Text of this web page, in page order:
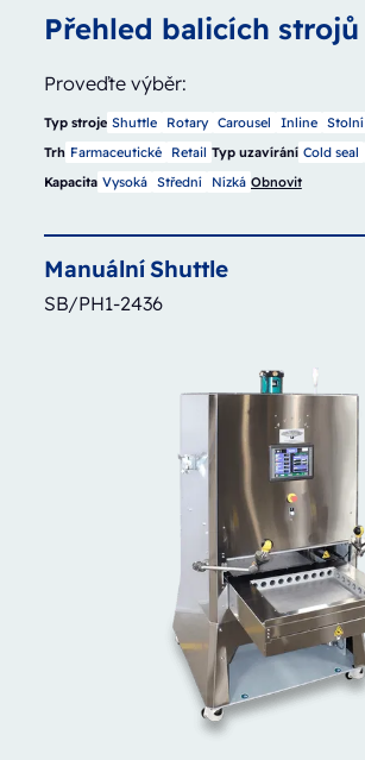
Přehled balicích strojů
Proveďte výběr:
Typ stroje Shuttle Rotary Carousel Inline Stolní
Trh Farmaceutické Retail Typ uzavírání Cold seal
Kapacita Vysoká Střední Nízká Obnovit
ManuálníShuttle
SB/PH1-2436